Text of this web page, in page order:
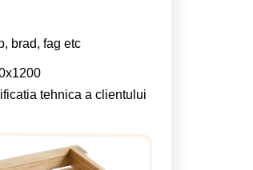
brad, fag etc
tehnica a clientului